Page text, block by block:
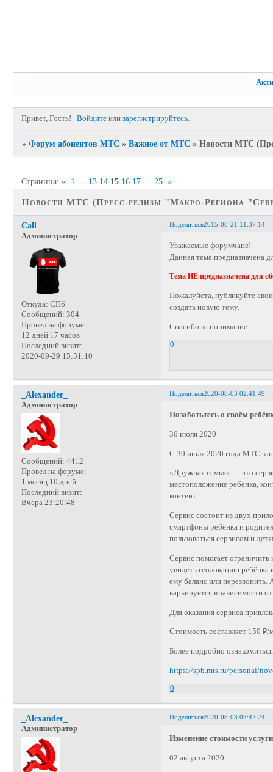
Привет, Гость! Войдите илизарегистрируйтесь.
»Форум абонентов МТС »Важное от МТС »Новости МТС
Новости МТС (Пресс-релизы "Макро-Региона
Страница:« 1 13 14 15 16 17 25 »
Поделиться2015-08-21 11:37:14
Call
Администратор
Откуда: СПб
Сообщений: 304
Провел на форуме:
12 дней 17 часов
Последний визит:
2020-09-29 15:51:10
Уважаемые форумчане!
Данная тема предназначена
Тема НЕ предназначена для
Пожалуйста, публикуйте
создать новую тему.
Спасибо за понимание.
0
Поделиться2020-08-03 02:41:49
_Alexander_
Администратор
Сообщений: 4412
Провел на форуме:
1 месяц 10 дней
Последний визит:
Вчера 23:20:48
Позаботьтесь о своём
30 июля 2020
С 30 июля 2020 года МТС
«Дружная семья» ― это
местоположение ребёнка,
контент.
Сервис состоит из двух
смартфоны ребёнка и
пользоваться сервисом и
Сервис помогает ограничить
увидеть геолокацию ребёнка
ему баланс или
варьируется в зависимости
Для оказания сервиса
Стоимость составляет 150 ₽/
Более подробно
https://spb.mts.ru/personal/
0
Поделиться2020-08-03 02:42:24
_Alexander_
Администратор
Изменение стоимости
02 августа 2020